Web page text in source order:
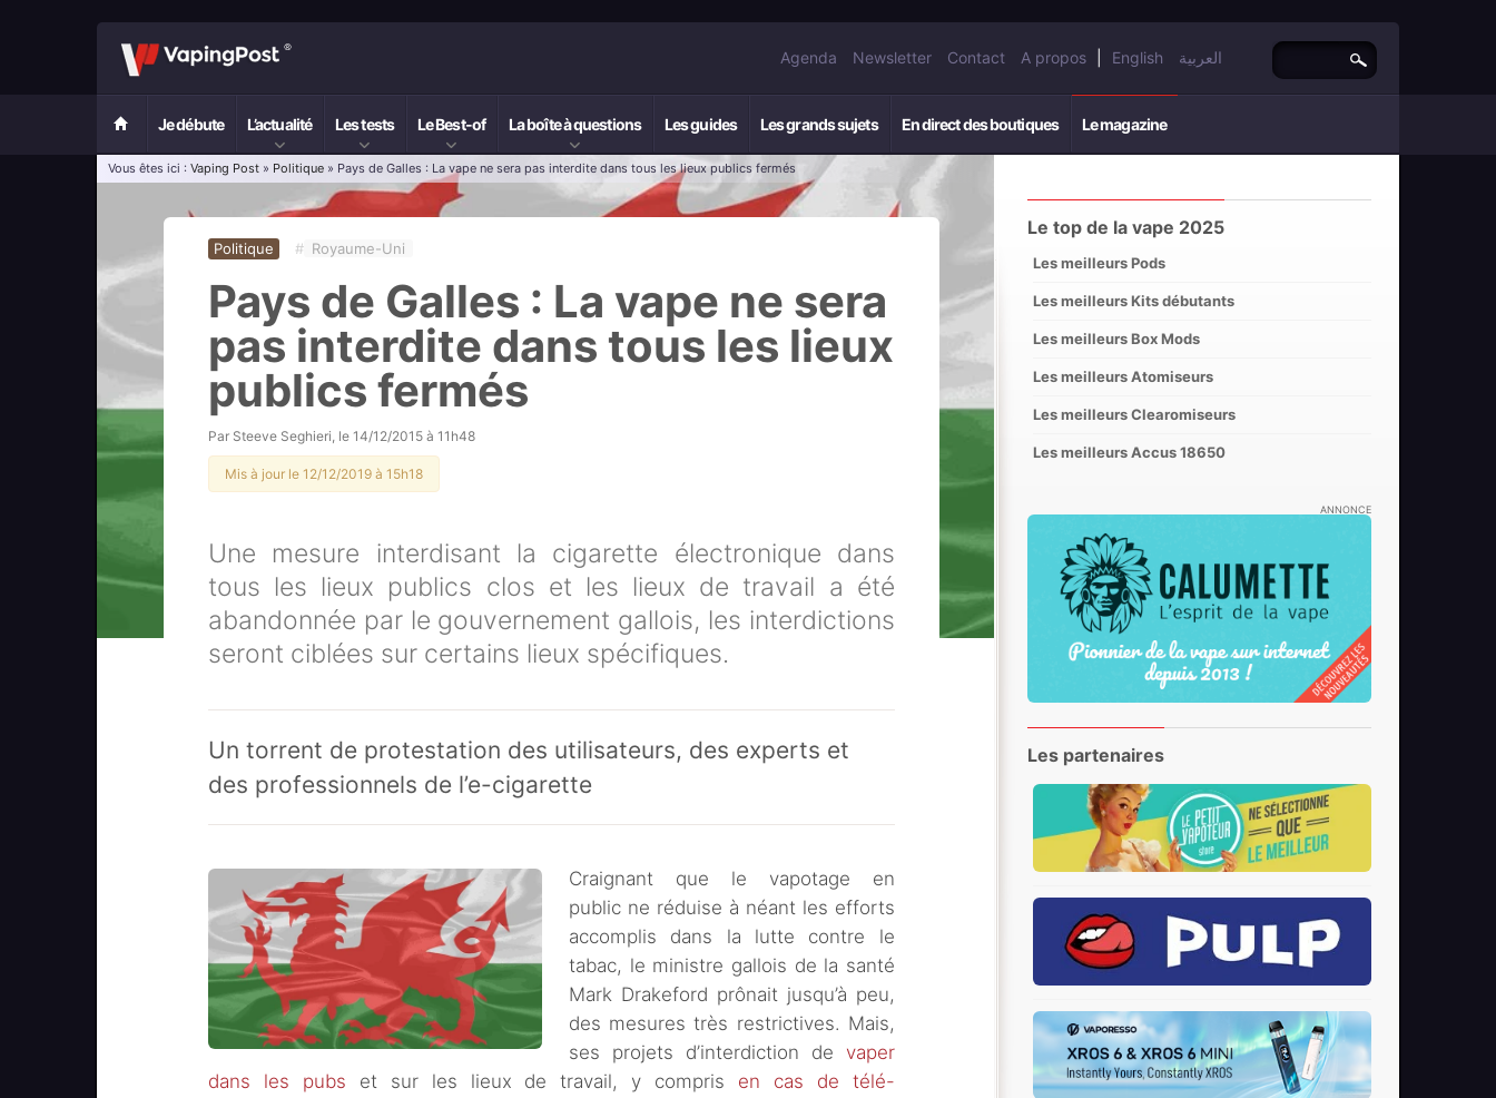
Agenda Newsletter Contact A propos English العربية
Je débute L’actualité Les tests Le Best-of La boîte à questions Les guides Les grands sujets En direct des boutiques Le magazine
Vous êtes ici : Vaping Post » Politique » Pays de Galles : La vape ne sera pas interdite dans tous les lieux publics fermés
Politique # Royaume-Uni
Pays de Galles : La vape ne sera
pas interdite dans tous les lieux
publics fermés
Par Steeve Seghieri, le 14/12/2015 à 11h48
Mis à jour le 12/12/2019 à 15h18
Une mesure interdisant la cigarette électronique dans
tous les lieux publics clos et les lieux de travail a été
abandonnée par le gouvernement gallois, les interdictions
seront ciblées sur certains lieux spécifiques.
Un torrent de protestation des utilisateurs, des experts et
des professionnels de l’e-cigarette
Craignant que le vapotage en
public ne réduise à néant les efforts
accomplis dans la lutte contre le
tabac, le ministre gallois de la santé
Mark Drakeford prônait jusqu’à peu,
des mesures très restrictives. Mais,
ses projets d’interdiction de vaper
dans les pubs et sur les lieux de travail, y compris en cas de télé-
Le top de la vape 2025
Les meilleurs Pods
Les meilleurs Kits débutants
Les meilleurs Box Mods
Les meilleurs Atomiseurs
Les meilleurs Clearomiseurs
Les meilleurs Accus 18650
ANNONCE
Les partenaires